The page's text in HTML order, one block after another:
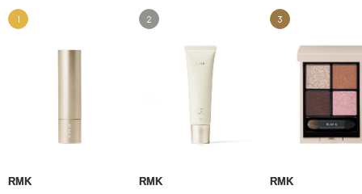
1
RMK
2
RMK
3
RMK